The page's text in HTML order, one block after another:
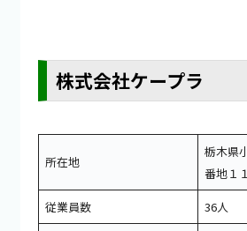
株式会社ケープラ
所在地
栃木県
番地１１
従業員数
36人